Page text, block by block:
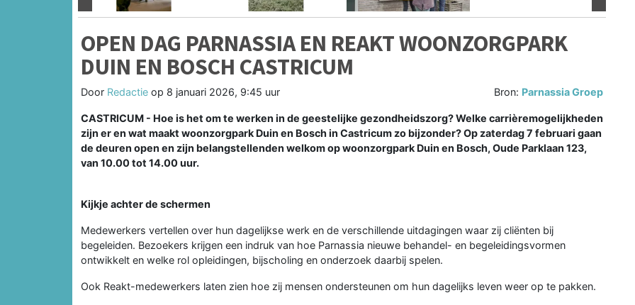
OPEN DAG PARNASSIA EN REAKT WOONZORGPARK
DUIN EN BOSCH CASTRICUM
Door Redactie op 8 januari 2026, 9:45 uur Bron: Parnassia Groep
CASTRICUM - Hoe is het om te werken in de geestelijke gezondheidszorg? Welke carrièremogelijkheden
zijn er en wat maakt woonzorgpark Duin en Bosch in Castricum zo bijzonder? Op zaterdag 7 februari gaan
de deuren open en zijn belangstellenden welkom op woonzorgpark Duin en Bosch, Oude Parklaan 123,
van 10.00 tot 14.00 uur.
Kijkje achter de schermen
Medewerkers vertellen over hun dagelijkse werk en de verschillende uitdagingen waar zij cliënten bij
begeleiden. Bezoekers krijgen een indruk van hoe Parnassia nieuwe behandel- en begeleidingsvormen
ontwikkelt en welke rol opleidingen, bijscholing en onderzoek daarbij spelen.
Ook Reakt-medewerkers laten zien hoe zij mensen ondersteunen om hun dagelijks leven weer op te pakken.